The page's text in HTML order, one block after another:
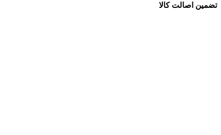
تضمین اصالت کالا